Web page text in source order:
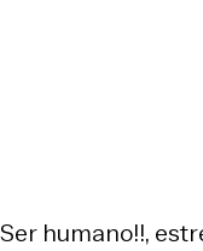
Ser humano!!,